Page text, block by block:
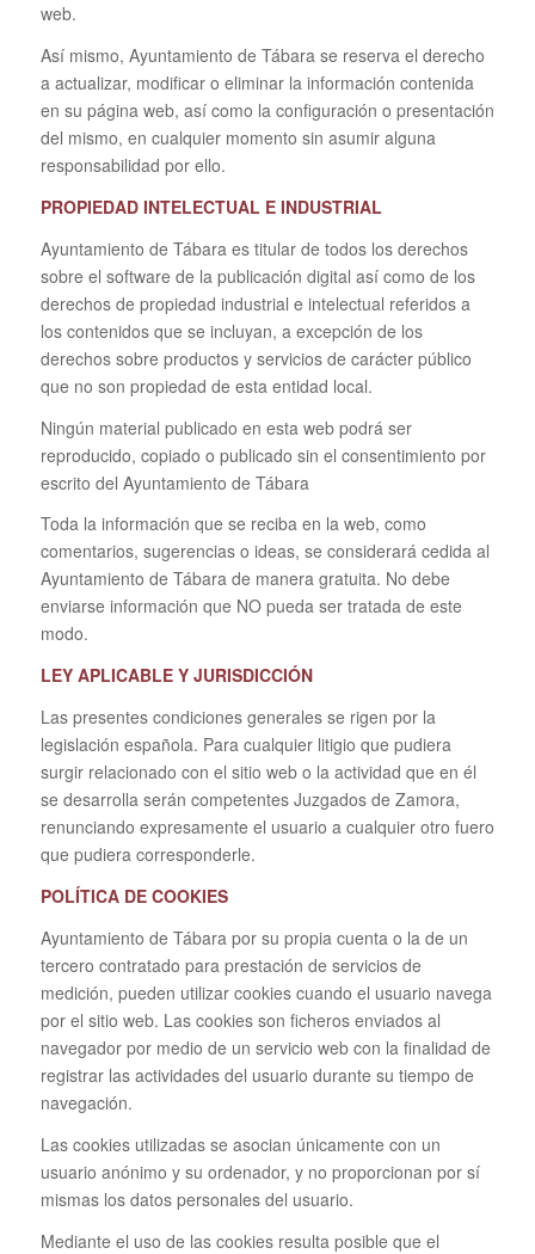
web.
Así mismo, Ayuntamiento de Tábara se reserva el derecho
a actualizar, modificar o eliminar la información contenida
en su página web, así como la configuración o presentación
del mismo, en cualquier momento sin asumir alguna
responsabilidad por ello.
PROPIEDAD INTELECTUAL E INDUSTRIAL
Ayuntamiento de Tábara es titular de todos los derechos
sobre el software de la publicación digital así como de los
derechos de propiedad industrial e intelectual referidos a
los contenidos que se incluyan, a excepción de los
derechos sobre productos y servicios de carácter público
que no son propiedad de esta entidad local.
Ningún material publicado en esta web podrá ser
reproducido, copiado o publicado sin el consentimiento por
escrito del Ayuntamiento de Tábara
Toda la información que se reciba en la web, como
comentarios, sugerencias o ideas, se considerará cedida al
Ayuntamiento de Tábara de manera gratuita. No debe
enviarse información que NO pueda ser tratada de este
modo.
LEY APLICABLE Y JURISDICCIÓN
Las presentes condiciones generales se rigen por la
legislación española. Para cualquier litigio que pudiera
surgir relacionado con el sitio web o la actividad que en él
se desarrolla serán competentes Juzgados de Zamora,
renunciando expresamente el usuario a cualquier otro fuero
que pudiera corresponderle.
POLÍTICA DE COOKIES
Ayuntamiento de Tábara por su propia cuenta o la de un
tercero contratado para prestación de servicios de
medición, pueden utilizar cookies cuando el usuario navega
por el sitio web. Las cookies son ficheros enviados al
navegador por medio de un servicio web con la finalidad de
registrar las actividades del usuario durante su tiempo de
navegación.
Las cookies utilizadas se asocian únicamente con un
usuario anónimo y su ordenador, y no proporcionan por sí
mismas los datos personales del usuario.
Mediante el uso de las cookies resulta posible que el